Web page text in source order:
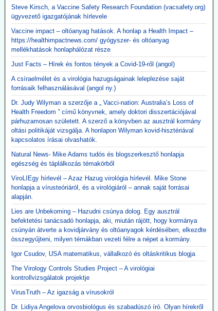
Steve Kirsch, a Vaccine Safety Research Foundation (vacsafety.org)
ügyvezető igazgatójának hírlevele
Vaccine impact – oltóanyag hatások. A honlap a Health Impact –
https://healthimpactnews.com/ gyógyszer- és oltóanyag
mellékhatások honlaphálózat része
Just Facts – Hírek és fontos tények a Covid-19-ről (angol)
A csíraelmélet és a virológia hazugságainak leleplezése saját
forrásaik felhasználásával (angol ny.)
Dr. Judy Wilyman a szerzője a „ Vacci-nation: Australia’s Loss of
Health Freedom ” című könyvnek, amely doktori disszertációjával
párhuzamosan született. A szerző a könyvben az ausztrál kormány
oltási politikáját vizsgálja. A honlapon Wilyman kovid-hisztériával
kapcsolatos írásai olvashatók.
Natural News- Mike Adams tudós és blogszerkesztő honlapja
egészség és táplálkozás témakörből
ViroLIEgy hírlevél – Azaz Hazug virológia hírlevél. Mike Stone
honlapja a vírusteóriáról, és a virológiáról – annak saját forrásai
alapján.
Lies are Unbekoming – Hazudni csúnya dolog. Egy ausztrál
befektetési tanácsadó honlapja, aki, miután rájött, hogy kormánya
csúnyán átverte a kovidjárvány és oltóanyagok kérdésében, elkezdte
összegyűjteni, milyen témákban vezeti félre a népet a kormány.
Igor Csudov, USA matematikus, vállalkozó és oltáskritikus blogja
The Virology Controls Studies Project – A virológiai
kontrollvizsgálatok projektje
VirusTruth – Az igazság a vírusokról
Dr. Lidiya Angelova orvosbiológus és szabadúszó író. Olyan hírekről